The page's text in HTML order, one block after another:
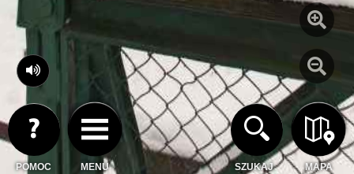
MENU MAPA
POMOC SZUKAJ